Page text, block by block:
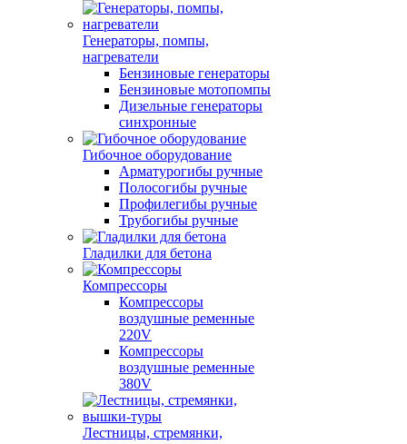
Генераторы, помпы,
нагреватели
Бензиновые генераторы
Бензиновые мотопомпы
Дизельные генераторы
синхронные
Гибочное оборудование
Арматурогибы ручные
Полосогибы ручные
Профилегибы ручные
Трубогибы ручные
Гладилки для бетона
Компрессоры
Компрессоры
воздушные ременные
220V
Компрессоры
воздушные ременные
380V
Лестницы, стремянки,